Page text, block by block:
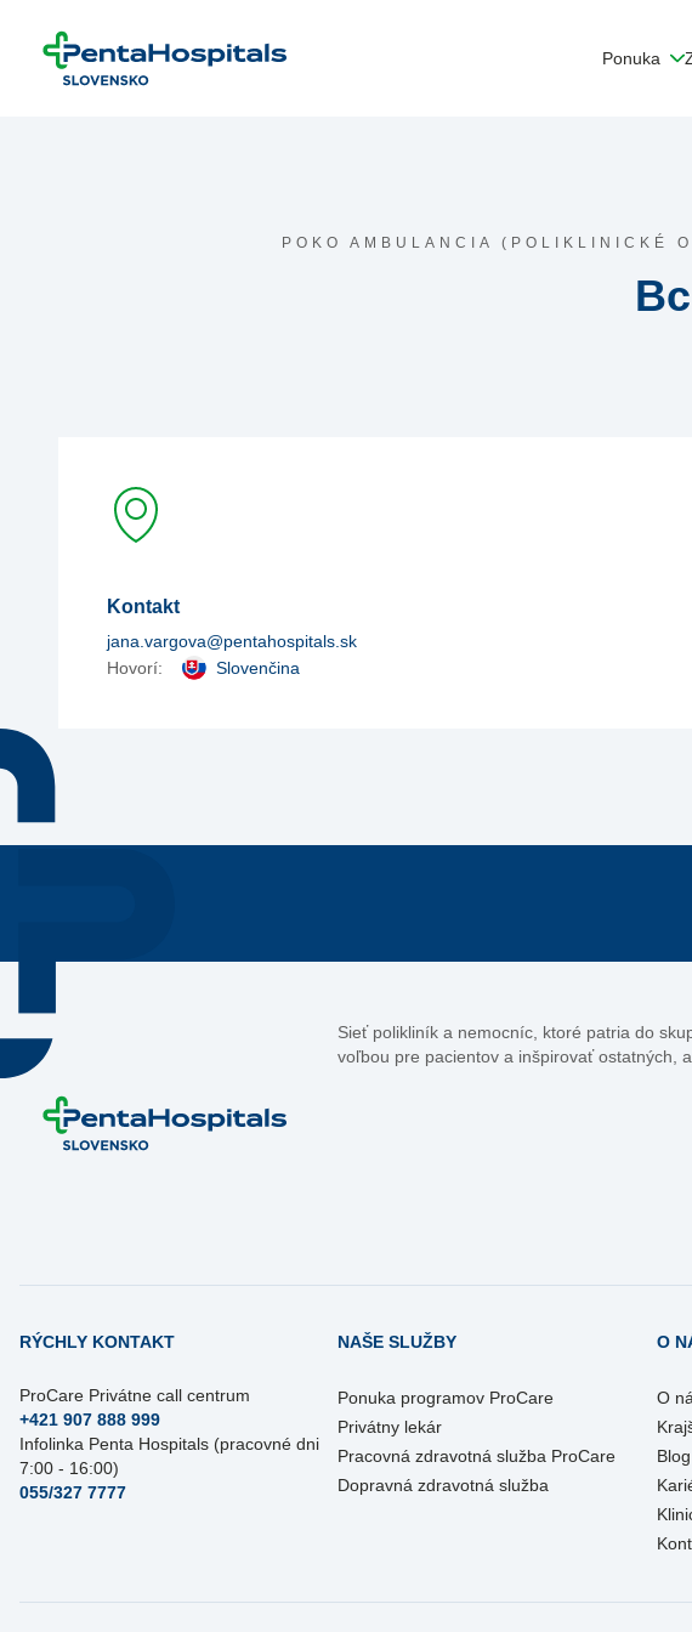
Ponuka
POKO AMBULANCIA (POLIKLINICKÉ
Kontakt
jana.vargova@pentahospitals.sk
Hovorí:
Slovenčina
Sieť polikliník a nemocníc, ktoré patria do
voľbou pre pacientov a inšpirovať ostatných,
RÝCHLY KONTAKT
ProCare Privátne call centrum
+421 907 888 999
Infolinka Penta Hospitals (pracovné dni
7:00 - 16:00)
055/327 7777
NAŠE SLUŽBY
Ponuka programov ProCare
Privátny lekár
Pracovná zdravotná služba ProCare
Dopravná zdravotná služba
O
O
Blog